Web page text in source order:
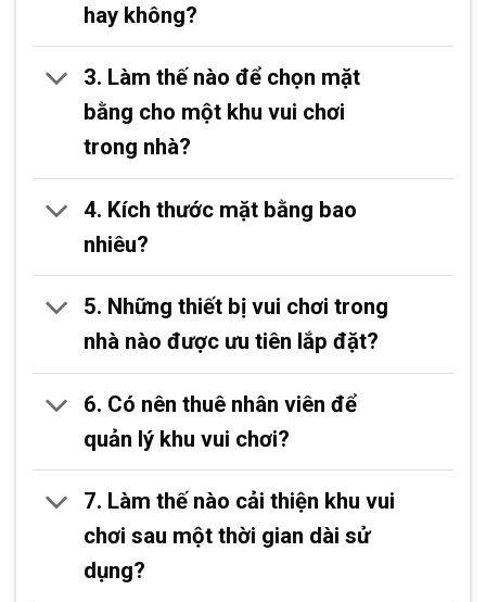
hay không?
3. Làm thế nào để chọn mặt
bằng cho một khu vui chơi
trong nhà?
4. Kích thước mặt bằng bao
nhiêu?
5. Những thiết bị vui chơi trong
nhà nào được ưu tiên lắp đặt?
6. Có nên thuê nhân viên để
quản lý khu vui chơi?
7. Làm thế nào cải thiện khu vui
chơi sau một thời gian dài sử
dụng?